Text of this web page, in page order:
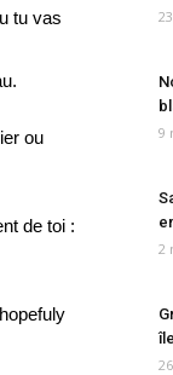
tu vas
ou
de toi :
9
2